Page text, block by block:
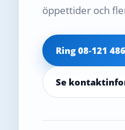
öppettider och
Ring 08‑121
Se